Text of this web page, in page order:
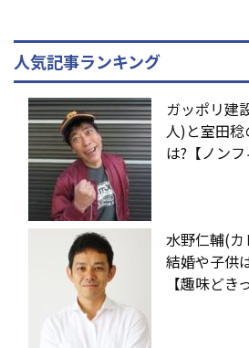
人気記事ランキング
ガッポリ建
人)と室田
は?【ノンフ
水野仁輔(カ
結婚や子供
【趣味どき